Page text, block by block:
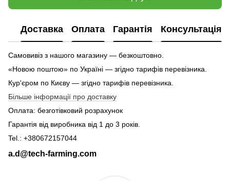
Доставка Оплата Гарантія Консультація
Самовивіз з нашого магазину — безкоштовно.
«Новою поштою» по Україні — згідно тарифів перевізника.
Кур'єром по Києву — згідно тарифів перевізника.
Більше інформації про доставку
Оплата: безготівковий розрахунок
Гарантія від виробника від 1 до 3 років.
Tel.: +380672157044
a.d@tech-farming.com